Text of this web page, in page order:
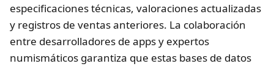
especificaciones técnicas, valoraciones actualizadas
y registros de ventas anteriores. La colaboración
entre desarrolladores de apps y expertos
numismáticos garantiza que estas bases de datos